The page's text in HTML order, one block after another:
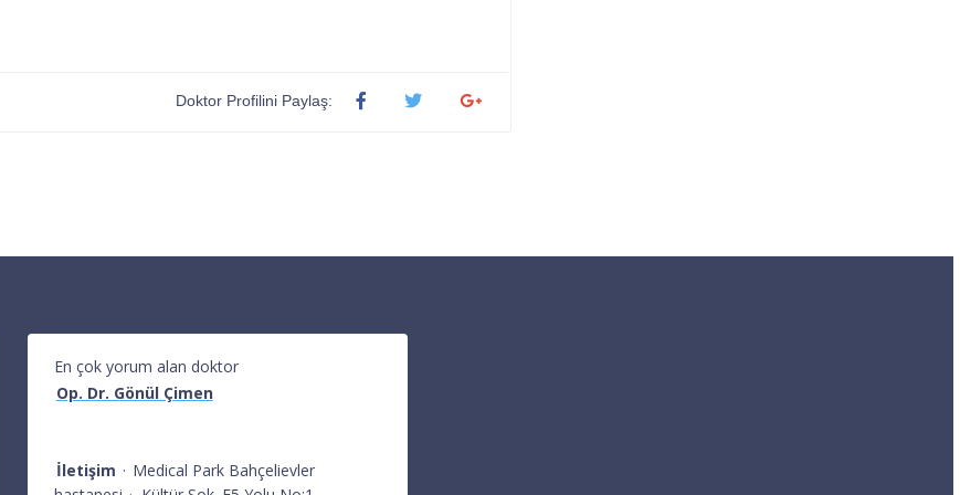
Doktor Profilini Paylaş:
En çok yorum alan doktor
Op. Dr. Gönül Çimen
İletişim · Medical Park Bahçelievler